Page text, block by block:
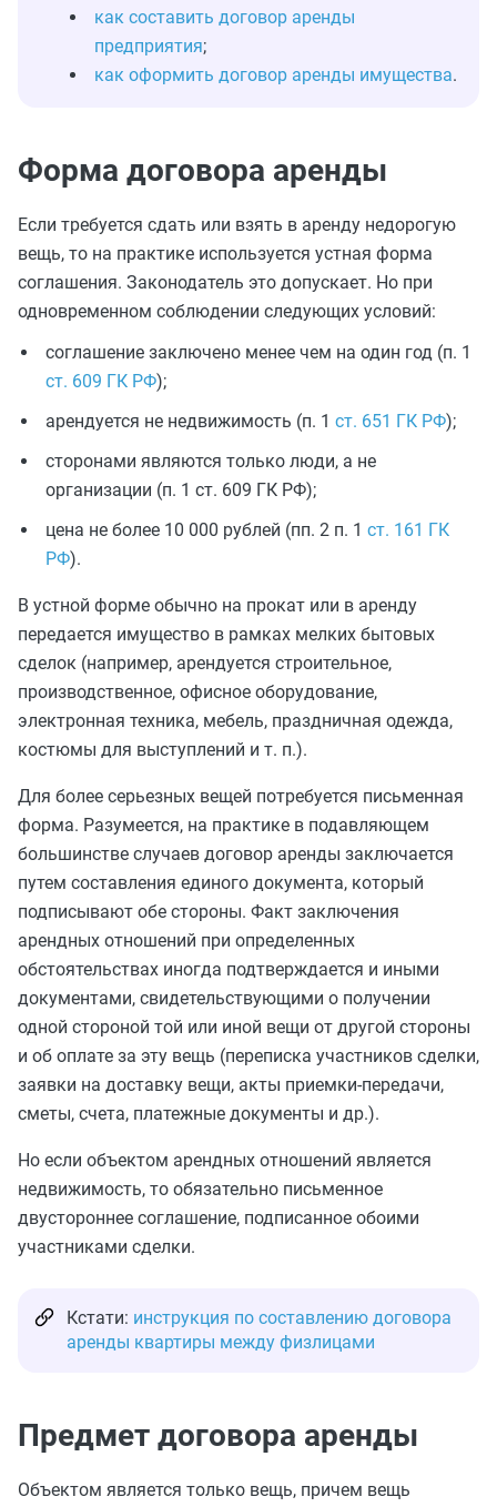
как составить договор аренды
предприятия;
как оформить договор аренды имущества.
Форма договора аренды
Если требуется сдать или взять в аренду недорогую
вещь, то на практике используется устная форма
соглашения. Законодатель это допускает. Но при
одновременном соблюдении следующих условий:
соглашение заключено менее чем на один год (п. 1
ст. 609 ГК РФ);
арендуется не недвижимость (п. 1 ст. 651 ГК РФ);
сторонами являются только люди, а не
организации (п. 1 ст. 609 ГК РФ);
цена не более 10 000 рублей (пп. 2 п. 1 ст. 161 ГК
РФ).
В устной форме обычно на прокат или в аренду
передается имущество в рамках мелких бытовых
сделок (например, арендуется строительное,
производственное, офисное оборудование,
электронная техника, мебель, праздничная одежда,
костюмы для выступлений и т. п.).
Для более серьезных вещей потребуется письменная
форма. Разумеется, на практике в подавляющем
большинстве случаев договор аренды заключается
путем составления единого документа, который
подписывают обе стороны. Факт заключения
арендных отношений при определенных
обстоятельствах иногда подтверждается и иными
документами, свидетельствующими о получении
одной стороной той или иной вещи от другой стороны
и об оплате за эту вещь (переписка участников сделки,
заявки на доставку вещи, акты приемки-передачи,
сметы, счета, платежные документы и др.).
Но если объектом арендных отношений является
недвижимость, то обязательно письменное
двустороннее соглашение, подписанное обоими
участниками сделки.
Кстати: инструкция по составлению договора
аренды квартиры между физлицами
Предмет договора аренды
Объектом является только вещь, причем вещь